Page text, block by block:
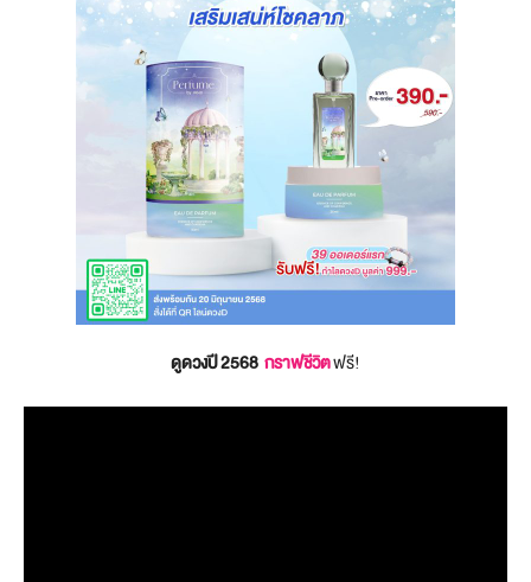
ดูดวงปี 2568 กราฟชีวิตฟรี!